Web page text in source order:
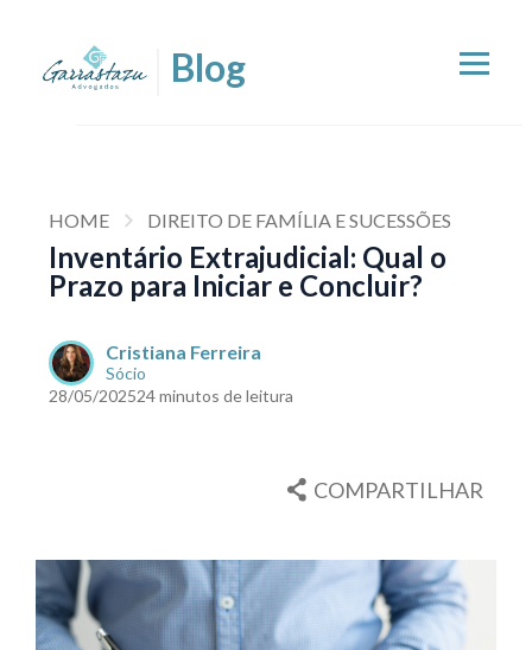
HOME DIREITO DE FAMÍLIA E SUCESSÕES
Inventário Extrajudicial: Qual o
Prazo para Iniciar e Concluir?
Cristiana Ferreira
Sócio
28/05/202524 minutos de leitura
COMPARTILHAR